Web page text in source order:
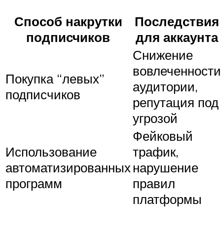
Способ накрутки
подписчиков
Последствия
для аккаунта
Покупка “левых”
подписчиков
Снижение
вовлеченности
аудитории,
репутация под
угрозой
Использование
автоматизированных
программ
Фейковый
трафик,
нарушение
правил
платформы